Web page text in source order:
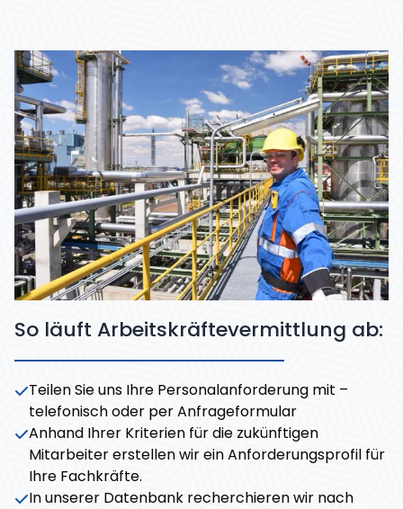
So läuft Arbeitskräftevermittlung ab:
Teilen Sie uns Ihre Personalanforderung mit –
telefonisch oder per Anfrageformular
Anhand Ihrer Kriterien für die zukünftigen
Mitarbeiter erstellen wir ein Anforderungsprofil für
Ihre Fachkräfte.
In unserer Datenbank recherchieren wir nach